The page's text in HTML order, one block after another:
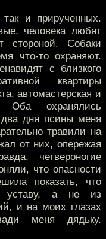
и прирученных.
человека любят
стороной. Собаки
что-то охраняют.
с близкого
квартиры
автомастерская и
Оба охранялись
дня псины меня
травили на
от них, опережая
четвероногие
что опасности
показать, что
уставу, а не из
и на моих глазах
меня дядьку.